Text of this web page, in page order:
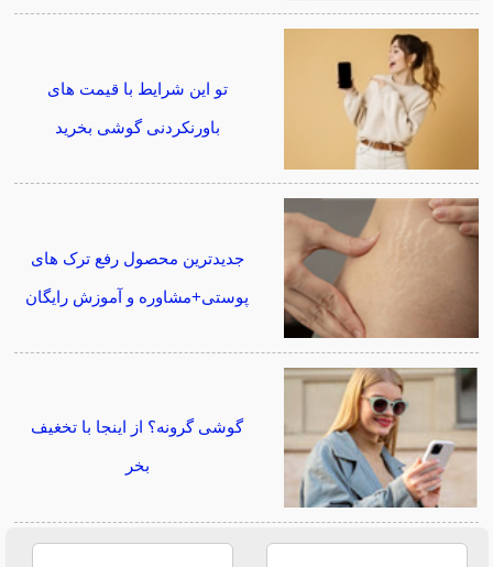
تو این شرایط با قیمت های
باورنکردنی گوشی بخرید
جدیدترین محصول رفع ترک های
پوستی+مشاوره و آموزش رایگان
گوشی گرونه؟ از اینجا با تخغیف
بخر